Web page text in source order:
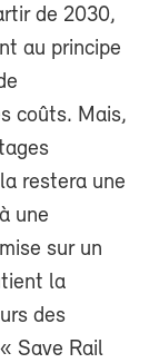
de 2030,
au principe
coûts. Mais,
restera une
une
sur un
la
des
Save Rail